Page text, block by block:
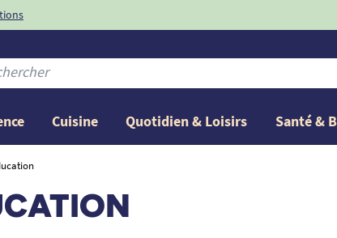
Cuisine Quotidien & Loisirs Santé &